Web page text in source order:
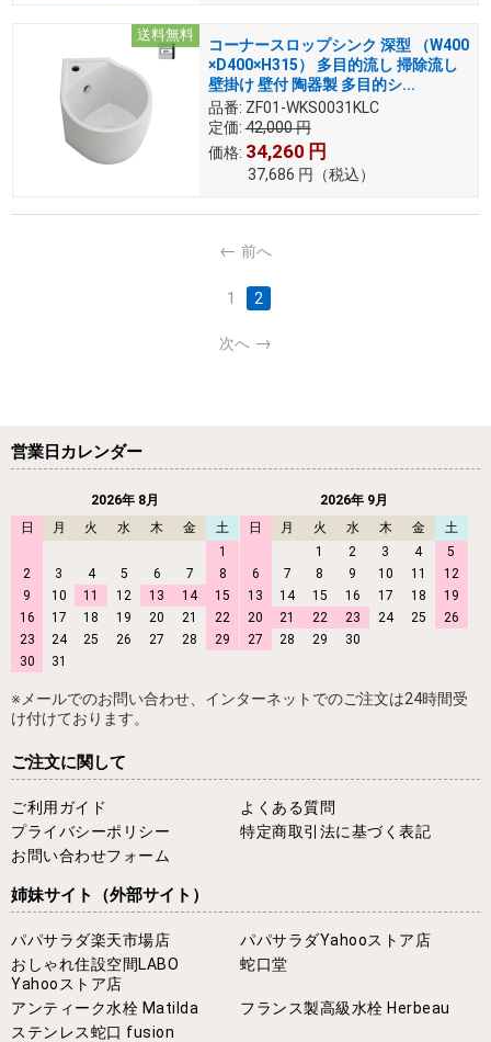
送料無料
コーナースロップシンク 深型 （W400
×D400×H315） 多目的流し 掃除流し
壁掛け 壁付 陶器製 多目的シ...
品番: ZF01-WKS0031KLC
定価: 42,000円
価格: 34,260 円
37,686 円 （税込）
前へ
1 2
次へ
営業日カレンダー
2026年 8月
日
月 火 水 木 金
土
1
2
3 4 5 6 7
8
9
10 11 12 13 14
15
16
17 18 19 20 21
22
23
24 25 26 27 28
29
30
31
2026年 9月
日
月 火 水 木 金
土
1
2 3 4
5
6
7 8 9 10 11
12
13
14 15 16 17 18
19
20
21 22 23 24 25
26
27
28 29 30
※メールでのお問い合わせ、インターネットでのご注文は24時間受
け付けております。
ご注文に関して
ご利用ガイド
よくある質問
プライバシーポリシー
特定商取引法に基づく表記
お問い合わせフォーム
姉妹サイト （外部サイト）
パパサラダ楽天市場店
パパサラダYahooストア店
おしゃれ住設空間LABO
Yahooストア店
蛇口堂
アンティーク水栓 Matilda
フランス製高級水栓 Herbeau
ステンレス蛇口 fusion